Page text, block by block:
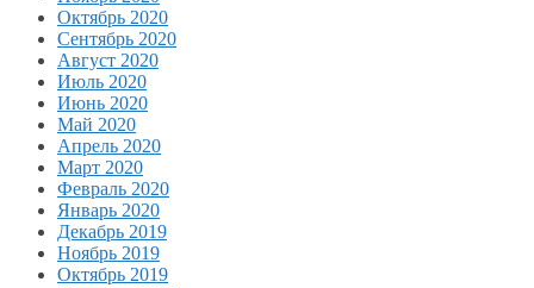
Октябрь 2020
Сентябрь 2020
Август 2020
Июль 2020
Июнь 2020
Май 2020
Апрель 2020
Март 2020
Февраль 2020
Январь 2020
Декабрь 2019
Ноябрь 2019
Октябрь 2019